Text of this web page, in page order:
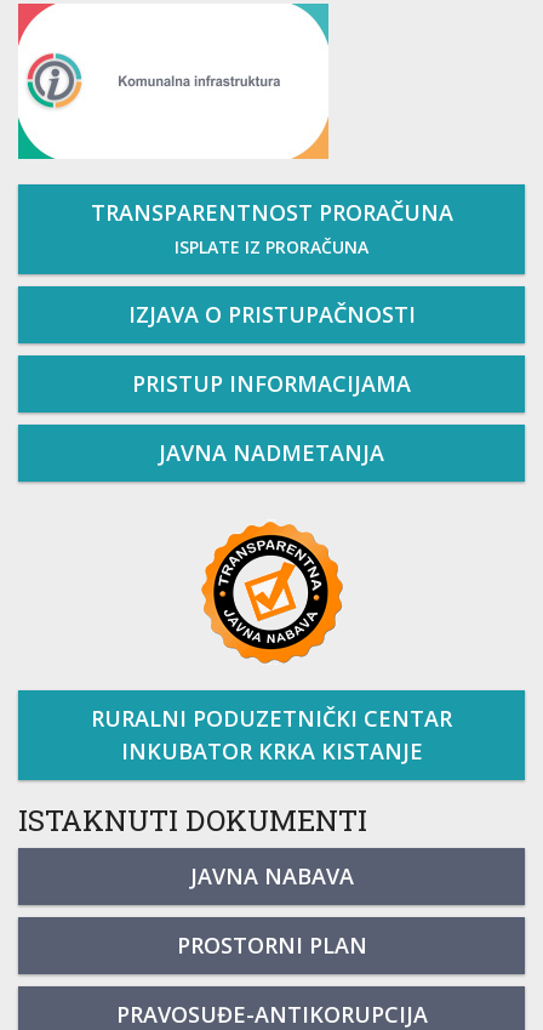
TRANSPARENTNOST PRORAČUNA
ISPLATE IZ PRORAČUNA
IZJAVA O PRISTUPAČNOSTI
PRISTUP INFORMACIJAMA
JAVNA NADMETANJA
RURALNI PODUZETNIČKI CENTAR
INKUBATOR KRKA KISTANJE
ISTAKNUTI DOKUMENTI
JAVNA NABAVA
PROSTORNI PLAN
PRAVOSUĐE-ANTIKORUPCIJA